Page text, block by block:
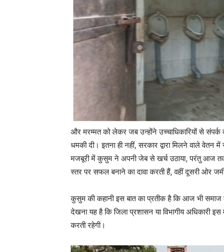
और मरम्मत को लेकर जब उन्होंने उच्चाधिकारियों से
धमकी दी। इतना ही नहीं, सरकार द्वारा मिलने वाले
मजबूरी में कुसुम ने अपनी जेब से खर्च उठाया, परंतु आज
स्तर पर सफल बनाने का दावा करती हैं, वहीं दूसरी ओर
कुसुम की कहानी इस बात का प्रतीक है कि आज भी
देखना यह है कि जिला प्रशासन या विभागीय अधिकारी इस
करती रहेगी।